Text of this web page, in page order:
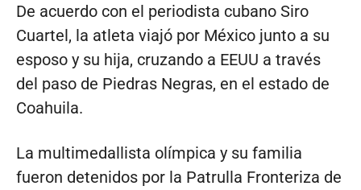
De acuerdo con el periodista cubano Siro
Cuartel, la atleta viajó por México junto a su
esposo y su hija, cruzando a EEUU a través
del paso de Piedras Negras, en el estado de
Coahuila.
La multimedallista olímpica y su familia
fueron detenidos por la Patrulla Fronteriza de